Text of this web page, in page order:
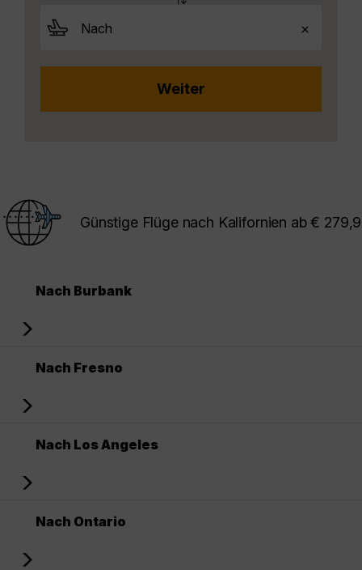
Günstige Flüge nach Kalifornien ab €
Nach Burbank
Nach Fresno
Nach Los Angeles
Nach Ontario